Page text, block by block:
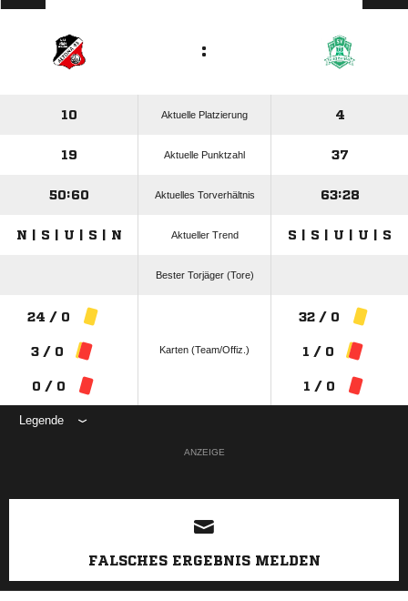
:
10 Aktuelle Platzierung 4
19 Aktuelle Punktzahl 37
50:60 Aktuelles Torverhältnis 63:28
N | S | U | S | N Aktueller Trend S | S | U | U | S
Bester Torjäger (Tore)
24 / 0
3 / 0
0 / 0
Karten (Team/Offiz.)
32 / 0
1 / 0
1 / 0
Legende
ANZEIGE
FALSCHES ERGEBNIS MELDEN